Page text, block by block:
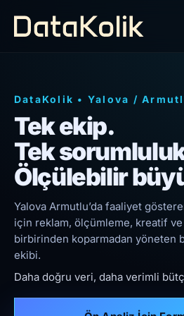
DataKolik • Yalova /
Tek ekip.
Tek
Ölçülebilir
Yalova Armutlu’da faaliyet
için reklam, ölçümleme, kreatif ve
birbirinden koparmadan yöneten
ekibi.
Daha doğru veri, daha verimli